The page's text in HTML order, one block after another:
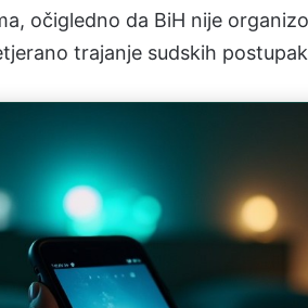
očigledno da BiH nije
trajanje sudskih